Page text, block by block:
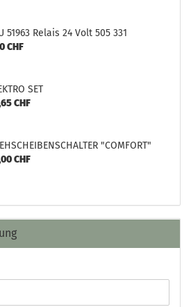
51963 Relais 24 Volt 505 331
CHF
SET
CHF
"COMFORT"
CHF